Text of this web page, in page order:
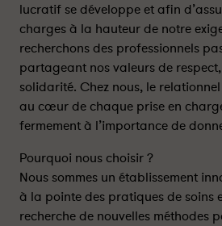
lucratif se développe et afin
charges à la hauteur de notre
recherchons des professionnels
partageant nos valeurs de
solidarité. Chez nous, le
au cœur de chaque prise en
fermement à l’importance de
Pourquoi nous choisir ?
Nous sommes un établissement
à la pointe des pratiques de soins
recherche de nouvelles méthodes